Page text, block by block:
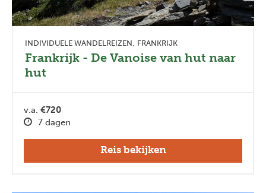
INDIVIDUELE WANDELREIZEN FRANKRIJK
Frankrijk - De Vanoise van hut naar
hut
v.a. €720
7 dagen
Reis bekijken